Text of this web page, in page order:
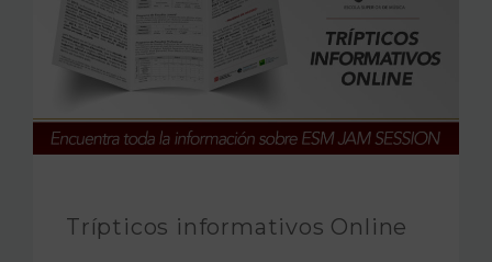
PROGRAMA DE ACCESO AL SUPERIOR
CENTRO SUPERIOR
FUNDACIÓN JAM
Trípticos informativos Online